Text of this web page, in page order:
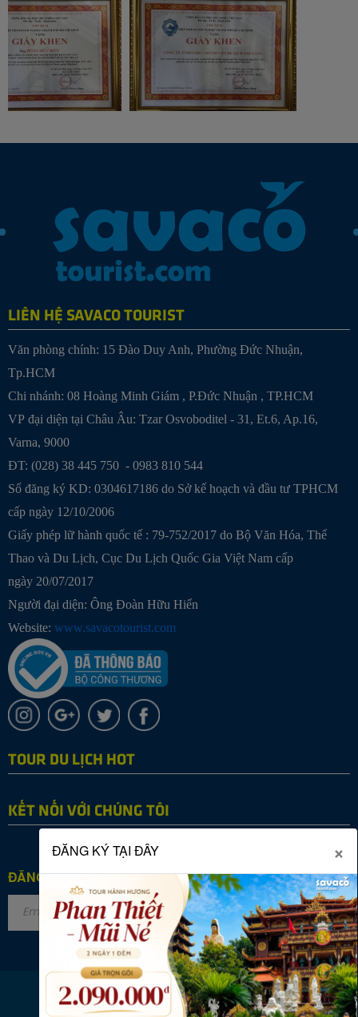
LIÊN HỆ SAVACO TOURIST
Văn phòng chính: 15 Đào Duy Anh, Phường Đức Nhuận,
Tp.HCM
Chi nhánh: 08 Hoàng Minh Giám , P.Đức Nhuận , TP.HCM
VP đại diện tại Châu Âu: Tzar Osvoboditel - 31, Et.6, Ap.16,
Varna, 9000
ĐT: (028) 38 445 750 - 0983 810 544
Số đăng ký KD: 0304617186 do Sở kế hoạch và đầu tư TPHCM
cấp ngày 12/10/2006
Giấy phép lữ hành quốc tế : 79-752/2017 do Bộ Văn Hóa, Thể
Thao và Du Lịch, Cục Du Lịch Quốc Gia Việt Nam cấp
ngày 20/07/2017
Người đại diện: Ông Đoàn Hữu Hiển
Website: www.savacotourist.com
TOUR DU LỊCH HOT
KẾT NỐI VỚI CHÚNG TÔI
ĐĂNG KÝ NHẬN TIN
Copyright © 2022 SAVACO TOURIST. All rights reserved.
Online: 30 | Tháng: 27037 | Tổng: 2867670
ĐĂNG KÝ TẠI ĐÂY ×